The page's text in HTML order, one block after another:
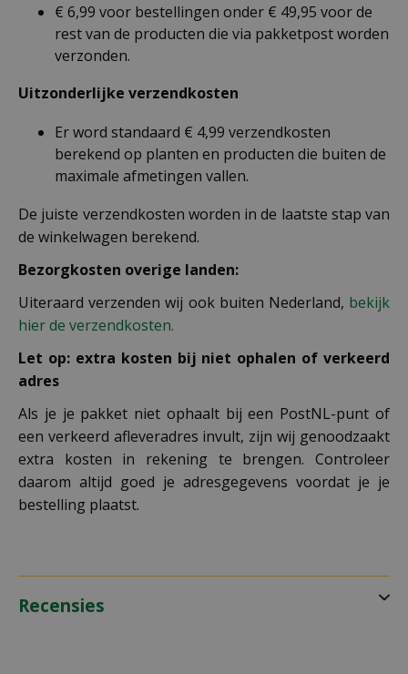
€ 6,99 voor bestellingen onder € 49,95 voor de
rest van de producten die via pakketpost worden
verzonden.
Uitzonderlijke verzendkosten
Er word standaard € 4,99 verzendkosten
berekend op planten en producten die buiten de
maximale afmetingen vallen.
De juiste verzendkosten worden in de laatste stap van
de winkelwagen berekend.
Bezorgkosten overige landen:
Uiteraard verzenden wij ook buiten Nederland, bekijk
hier de verzendkosten.
Let op: extra kosten bij niet ophalen of verkeerd
adres
Als je je pakket niet ophaalt bij een PostNL-punt of
een verkeerd afleveradres invult, zijn wij genoodzaakt
extra kosten in rekening te brengen. Controleer
daarom altijd goed je adresgegevens voordat je je
bestelling plaatst.
Recensies